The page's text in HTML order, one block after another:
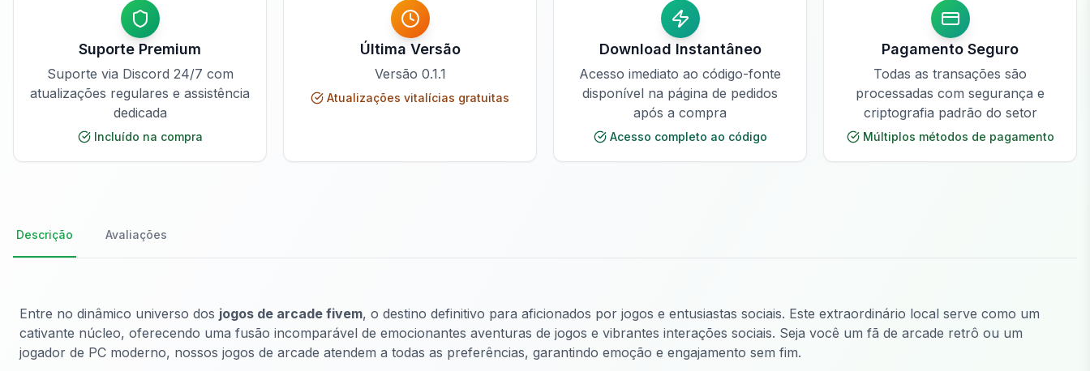
Suporte Premium
Suporte via Discord 24/7 com
atualizações regulares e assistência
dedicada
Incluído na compra
Última Versão
Versão 0.1.1
Atualizações vitalícias gratuitas
Download Instantâneo
Acesso imediato ao código-fonte
disponível na página de pedidos
após a compra
Acesso completo ao código
Pagamento Seguro
Todas as transações são
processadas com segurança e
criptografia padrão do setor
Múltiplos métodos de pagamento
Descrição Avaliações
Entre no dinâmico universo dos jogos de arcade fivem, o destino definitivo para aficionados por jogos e entusiastas sociais. Este extraordinário local serve como um
cativante núcleo, oferecendo uma fusão incomparável de emocionantes aventuras de jogos e vibrantes interações sociais. Seja você um fã de arcade retrô ou um
jogador de PC moderno, nossos jogos de arcade atendem a todas as preferências, garantindo emoção e engajamento sem fim.